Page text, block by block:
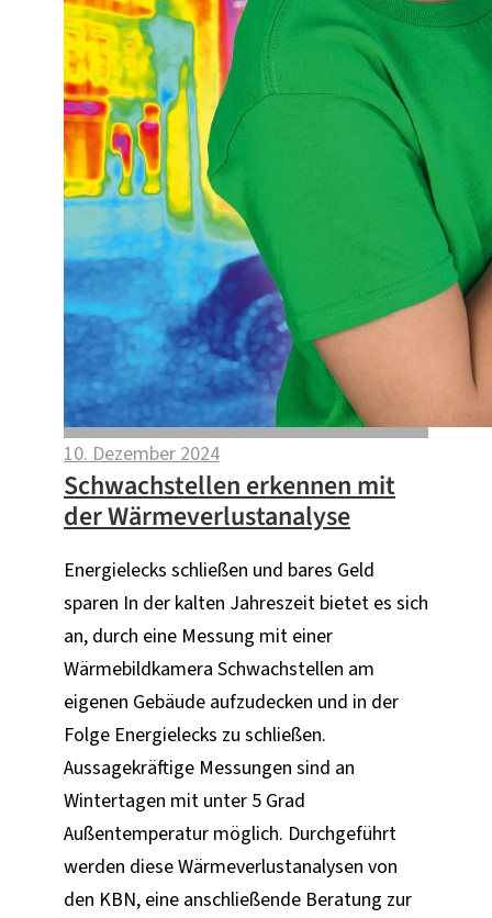
10. Dezember 2024
Schwachstellen erkennen mit
der Wärmeverlustanalyse
Energielecks schließen und bares Geld
sparen In der kalten Jahreszeit bietet es sich
an, durch eine Messung mit einer
Wärmebildkamera Schwachstellen am
eigenen Gebäude aufzudecken und in der
Folge Energielecks zu schließen.
Aussagekräftige Messungen sind an
Wintertagen mit unter 5 Grad
Außentemperatur möglich. Durchgeführt
werden diese Wärmeverlustanalysen von
den KBN, eine anschließende Beratung zur